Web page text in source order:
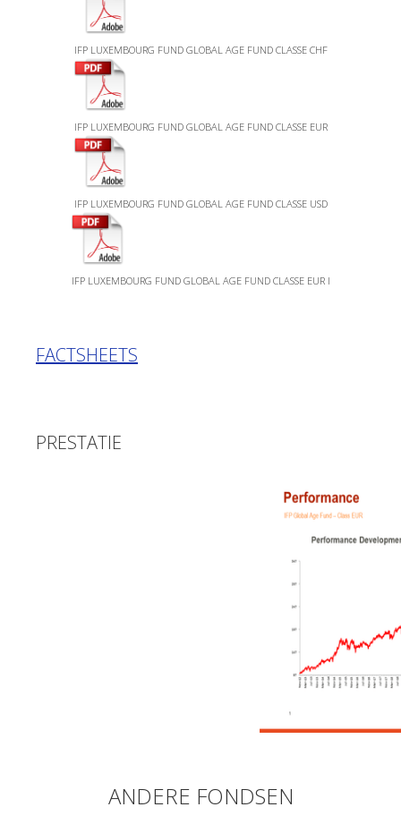
IFP LUXEMBOURG FUND GLOBAL AGE FUND CLASSE CHF
IFP LUXEMBOURG FUND GLOBAL AGE FUND CLASSE EUR
IFP LUXEMBOURG FUND GLOBAL AGE FUND CLASSE USD
IFP LUXEMBOURG FUND GLOBAL AGE FUND CLASSE EUR I
FACTSHEETS
PRESTATIE
ANDERE FONDSEN